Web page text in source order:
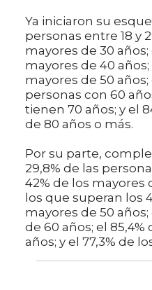
Ya iniciaron su
personas entre 18 y
mayores de 30 años;
mayores de 40 años;
mayores de 50 años;
personas con 60
tienen 70 años; y el
de 80 años o más.
Por su parte,
29,8% de las
42% de los mayores
los que superan los
mayores de 50 años;
de 60 años; el
años; y el 77,3% de